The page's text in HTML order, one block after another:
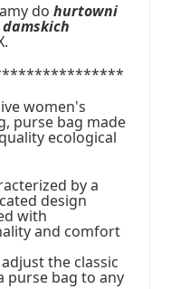
dohurtowni
women's
purse bag made
ecological
by a
design
with
and comfort
the classic
purse bag to any